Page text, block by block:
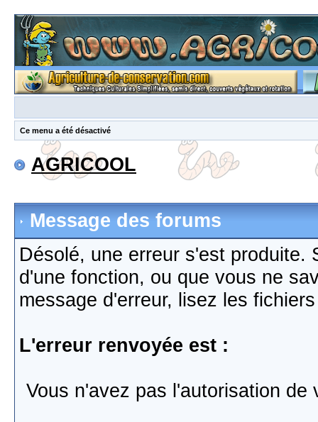
Ce menu a été désactivé
AGRICOOL
Message des forums
Désolé, une erreur s'est produite.
d'une fonction, ou que vous ne
message d'erreur, lisez les
L'erreur renvoyée est :
Vous n'avez pas l'autorisation de